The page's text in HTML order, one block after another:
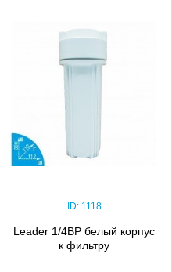
ID: 1118
Leader 1/4ВР белый корпус
к фильтру